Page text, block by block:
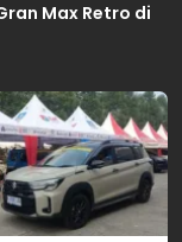
Max Retro di